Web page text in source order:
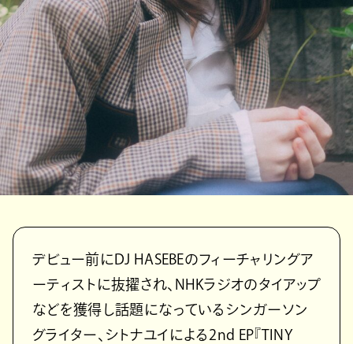
デビュー前にDJ HASEBEのフィーチャリングア
ーティストに抜擢され、NHKラジオのタイアップ
などを獲得し話題になっているシンガーソン
グライター、シトナユイによる2nd EP『TINY